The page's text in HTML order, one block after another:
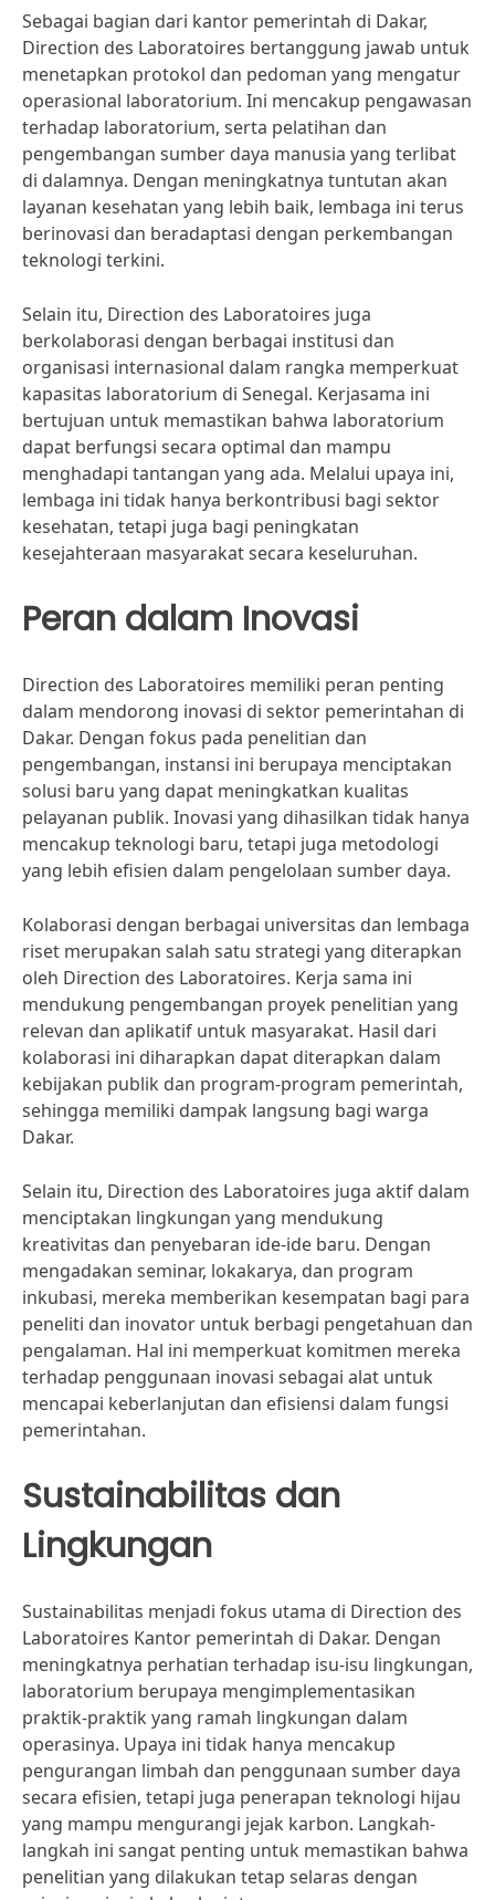
Sebagai bagian dari kantor pemerintah di Dakar,
Direction des Laboratoires bertanggung jawab untuk
menetapkan protokol dan pedoman yang mengatur
operasional laboratorium. Ini mencakup pengawasan
terhadap laboratorium, serta pelatihan dan
pengembangan sumber daya manusia yang terlibat
di dalamnya. Dengan meningkatnya tuntutan akan
layanan kesehatan yang lebih baik, lembaga ini terus
berinovasi dan beradaptasi dengan perkembangan
teknologi terkini.
Selain itu, Direction des Laboratoires juga
berkolaborasi dengan berbagai institusi dan
organisasi internasional dalam rangka memperkuat
kapasitas laboratorium di Senegal. Kerjasama ini
bertujuan untuk memastikan bahwa laboratorium
dapat berfungsi secara optimal dan mampu
menghadapi tantangan yang ada. Melalui upaya ini,
lembaga ini tidak hanya berkontribusi bagi sektor
kesehatan, tetapi juga bagi peningkatan
kesejahteraan masyarakat secara keseluruhan.
Peran dalam Inovasi
Direction des Laboratoires memiliki peran penting
dalam mendorong inovasi di sektor pemerintahan di
Dakar. Dengan fokus pada penelitian dan
pengembangan, instansi ini berupaya menciptakan
solusi baru yang dapat meningkatkan kualitas
pelayanan publik. Inovasi yang dihasilkan tidak hanya
mencakup teknologi baru, tetapi juga metodologi
yang lebih efisien dalam pengelolaan sumber daya.
Kolaborasi dengan berbagai universitas dan lembaga
riset merupakan salah satu strategi yang diterapkan
oleh Direction des Laboratoires. Kerja sama ini
mendukung pengembangan proyek penelitian yang
relevan dan aplikatif untuk masyarakat. Hasil dari
kolaborasi ini diharapkan dapat diterapkan dalam
kebijakan publik dan program-program pemerintah,
sehingga memiliki dampak langsung bagi warga
Dakar.
Selain itu, Direction des Laboratoires juga aktif dalam
menciptakan lingkungan yang mendukung
kreativitas dan penyebaran ide-ide baru. Dengan
mengadakan seminar, lokakarya, dan program
inkubasi, mereka memberikan kesempatan bagi para
peneliti dan inovator untuk berbagi pengetahuan dan
pengalaman. Hal ini memperkuat komitmen mereka
terhadap penggunaan inovasi sebagai alat untuk
mencapai keberlanjutan dan efisiensi dalam fungsi
pemerintahan.
Sustainabilitas dan
Lingkungan
Sustainabilitas menjadi fokus utama di Direction des
Laboratoires Kantor pemerintah di Dakar. Dengan
meningkatnya perhatian terhadap isu-isu lingkungan,
laboratorium berupaya mengimplementasikan
praktik-praktik yang ramah lingkungan dalam
operasinya. Upaya ini tidak hanya mencakup
pengurangan limbah dan penggunaan sumber daya
secara efisien, tetapi juga penerapan teknologi hijau
yang mampu mengurangi jejak karbon. Langkah-
langkah ini sangat penting untuk memastikan bahwa
penelitian yang dilakukan tetap selaras dengan